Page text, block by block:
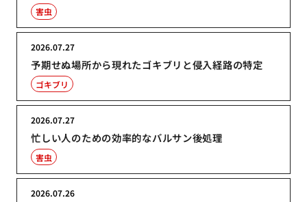
害虫
予期せぬ場所から現れたゴキブリと侵入経路の特定
2026.07.27
ゴキブリ
忙しい人のための効率的なバルサン後処理
2026.07.27
害虫
2026.07.26